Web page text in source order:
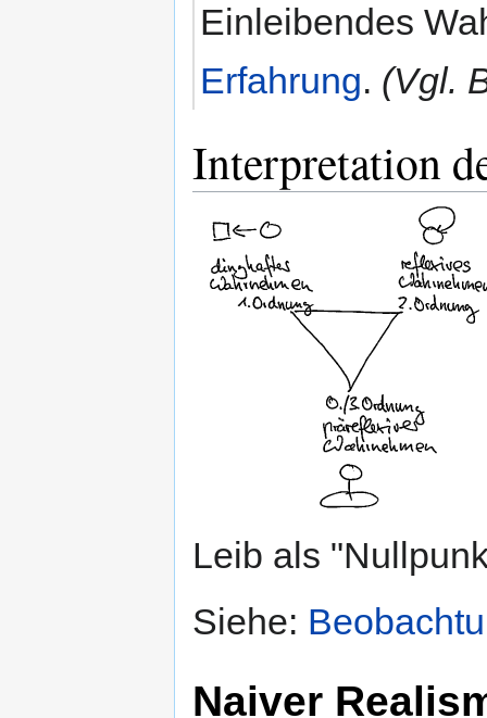
Einleibendes
Erfahrung. (Vgl.
Interpretation
Leib als
Siehe:
Naiver